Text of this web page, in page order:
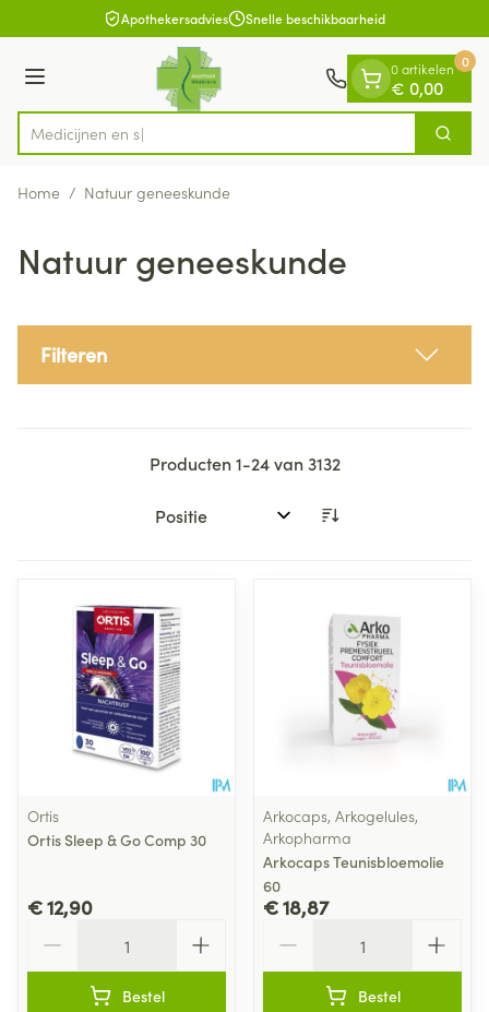
Ga naar de inhoudApothekersadvies Snelle beschikbaarheid
Menu
Product, merk, categorie... Zoek
0 artikelen
€ 0,00
0
Home / Natuur geneeskunde
Natuur geneeskunde
Filteren
Producten1-24van3132
Sorteer op:
Ortis
Ortis Sleep & Go Comp 30
€ 12,90
Bestel
Arkocaps, Arkogelules,
Arkopharma
Arkocaps Teunisbloemolie
60
€ 18,87
Bestel